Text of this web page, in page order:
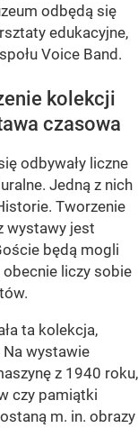
odbędą się
edukacyjne,
Voice Band.
kolekcji
czasowa
odbywały liczne
Jedną z nich
Tworzenie
wystawy jest
będą mogli
liczy sobie
ta kolekcja,
Na wystawie
z 1940 roku,
czy pamiątki
m. in. obrazy